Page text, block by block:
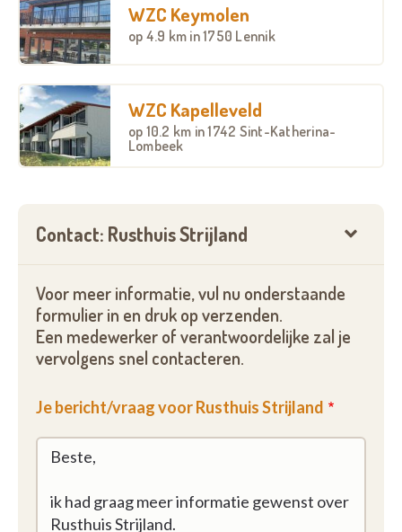
WZC Keymolen
op 4.9 km in 1750 Lennik
WZC Kapelleveld
op 10.2 km in 1742 Sint-Katherina-
Lombeek
Contact: Rusthuis Strijland
Voor meer informatie, vul nu onderstaande
formulier in en druk op verzenden.
Een medewerker of verantwoordelijke zal je
vervolgens snel contacteren.
Je bericht/vraag voor Rusthuis Strijland